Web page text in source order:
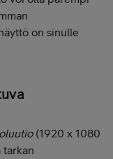
on sinulle
(1920 x 1080
tarkan